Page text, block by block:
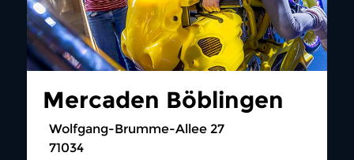
Mercaden Böblingen
Wolfgang-Brumme-Allee 27
71034